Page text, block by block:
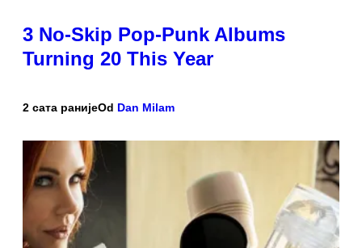
3 No-Skip Pop-Punk Albums
Turning 20 This Year
2 сата ранијеOd Dan Milam